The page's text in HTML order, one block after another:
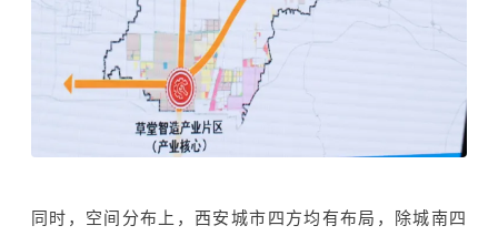
同时，空间分布上，西安城市四方均有布局，除城南四